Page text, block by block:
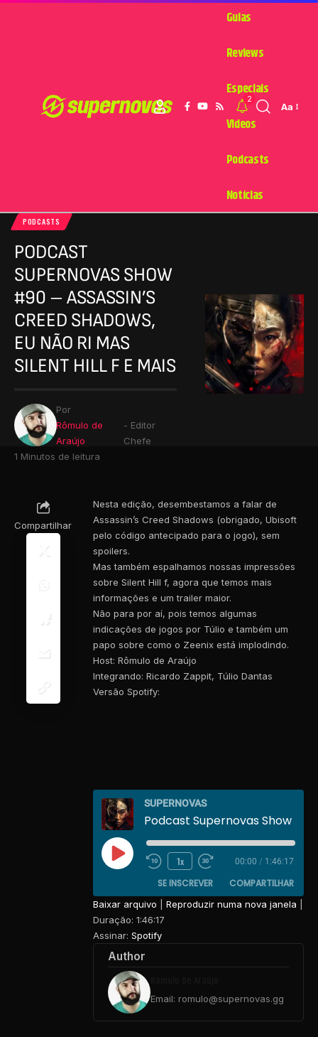
Guias
Reviews
Especiais
Videos
Podcasts
Notícias
2
Aa
PODCASTS
PODCAST
SUPERNOVAS SHOW
#90 – ASSASSIN’S
CREED SHADOWS,
EU NÃO RI MAS
SILENT HILL F E MAIS
Por
Rômulo de
Araújo
- Editor
Chefe
1 Minutos de leitura
Compartilhar
Nesta edição, desembestamos a falar de
Assassin’s Creed Shadows (obrigado, Ubisoft
pelo código antecipado para o jogo), sem
spoilers.
Mas também espalhamos nossas impressões
sobre Silent Hill f, agora que temos mais
informações e um trailer maior.
Não para por aí, pois temos algumas
indicações de jogos por Túlio e também um
papo sobre como o Zeenix está implodindo.
Host: Rômulo de Araújo
Integrando: Ricardo Zappit, Túlio Dantas
Versão Spotify:
SUPERNOVAS
1x 00:00 / 1:46:17
SE INSCREVER COMPARTILHAR
Spotify
FEED RSS
COMPARTILHAR
LINK
INCORPORAR
Baixar arquivo Reproduzir numa nova janela
Duração: 1:46:17
Assinar: Spotify
Author
Email: romulo@supernovas.gg